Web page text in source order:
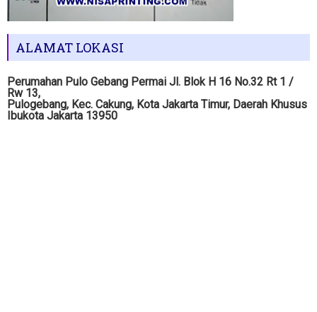
ALAMAT LOKASI
Perumahan Pulo Gebang Permai Jl. Blok H 16 No.32 Rt 1 /
Rw 13,
Pulogebang, Kec. Cakung, Kota Jakarta Timur, Daerah Khusus
Ibukota Jakarta 13950